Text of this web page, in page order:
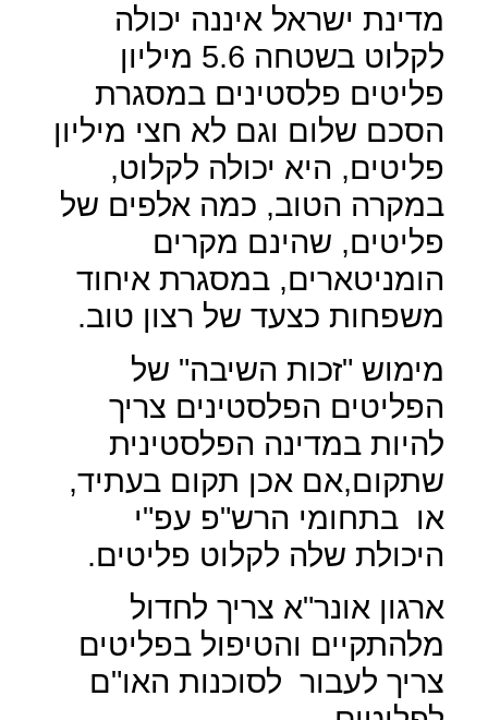
מדינת ישראל איננה יכולה
לקלוט בשטחה 5.6 מיליון
פליטים פלסטינים במסגרת
הסכם שלום וגם לא חצי מיליון
פליטים, היא יכולה לקלוט,
במקרה הטוב, כמה אלפים של
פליטים, שהינם מקרים
הומניטארים, במסגרת איחוד
משפחות כצעד של רצון טוב.
מימוש "זכות השיבה" של
הפליטים הפלסטינים צריך
להיות במדינה הפלסטינית
שתקום,אם אכן תקום בעתיד,
או בתחומי הרש"פ עפ"י
היכולת שלה לקלוט פליטים.
ארגון אונר"א צריך לחדול
מלהתקיים והטיפול בפליטים
צריך לעבור לסוכנות האו"ם